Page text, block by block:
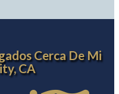
Cerca De Mi
CA